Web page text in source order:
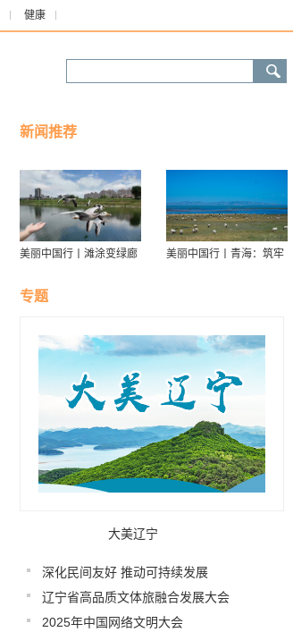
健康
新闻推荐
美丽中国行丨滩涂变绿廊
生态走廊
美丽中国行丨青海：筑牢
专题
大美辽宁
深化民间友好 推动可持续发展
辽宁省高品质文体旅融合发展大会
2025年中国网络文明大会